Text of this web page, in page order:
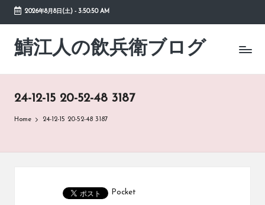
Skip
content
2026年8月8日(土)- 3:50:50 AM
鯖江人の飲兵衛ブログ
日々
の
草
24-12-15 20-52-48 3187
Home 24-12-15 20-52-48 3187
Pocket